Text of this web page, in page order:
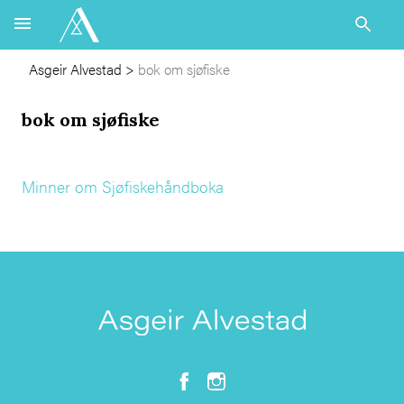
Asgeir Alvestad > bok om sjøfiske
bok om sjøfiske
Minner om Sjøfiskehåndboka